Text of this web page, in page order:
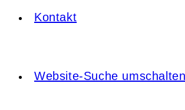
Kontakt
Website-Suche umschalten